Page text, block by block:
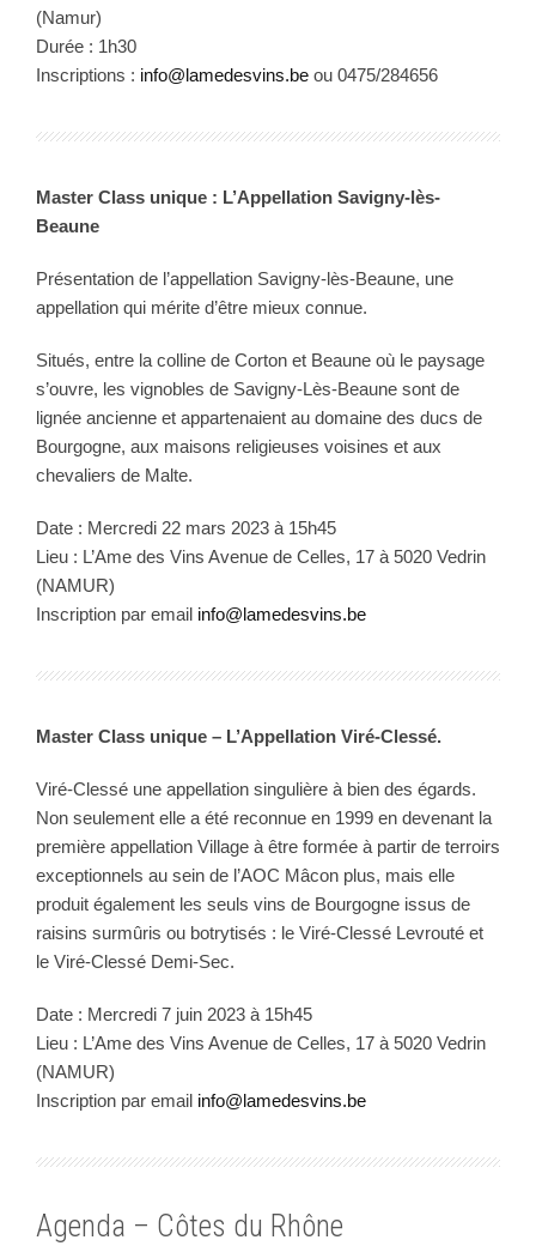
(Namur)
Durée : 1h30
Inscriptions : info@lamedesvins.be ou 0475/284656
Master Class unique : L’Appellation Savigny-lès-
Beaune
Présentation de l’appellation Savigny-lès-Beaune, une
appellation qui mérite d’être mieux connue.
Situés, entre la colline de Corton et Beaune où le paysage
s’ouvre, les vignobles de Savigny-Lès-Beaune sont de
lignée ancienne et appartenaient au domaine des ducs de
Bourgogne, aux maisons religieuses voisines et aux
chevaliers de Malte.
Date : Mercredi 22 mars 2023 à 15h45
Lieu : L’Ame des Vins Avenue de Celles, 17 à 5020 Vedrin
(NAMUR)
Inscription par email info@lamedesvins.be
Master Class unique – L’Appellation Viré-Clessé.
Viré-Clessé une appellation singulière à bien des égards.
Non seulement elle a été reconnue en 1999 en devenant la
première appellation Village à être formée à partir de terroirs
exceptionnels au sein de l’AOC Mâcon plus, mais elle
produit également les seuls vins de Bourgogne issus de
raisins surmûris ou botrytisés : le Viré-Clessé Levrouté et
le Viré-Clessé Demi-Sec.
Date : Mercredi 7 juin 2023 à 15h45
Lieu : L’Ame des Vins Avenue de Celles, 17 à 5020 Vedrin
(NAMUR)
Inscription par email info@lamedesvins.be
Agenda – Côtes du Rhône